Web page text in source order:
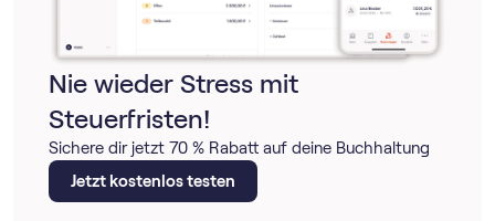
Nie wieder Stress mit
Steuerfristen!
Sichere dir jetzt 70 % Rabatt auf deine Buchhaltung
Jetzt kostenlos testen